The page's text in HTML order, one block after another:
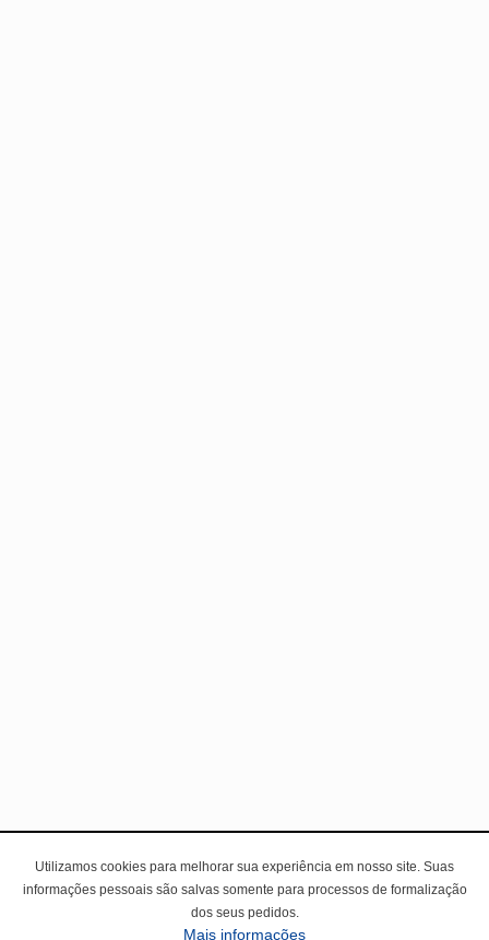
Utilizamos cookies para melhorar sua experiência em nosso site. Suas
informações pessoais são salvas somente para processos de formalização
dos seus pedidos.
Mais informações